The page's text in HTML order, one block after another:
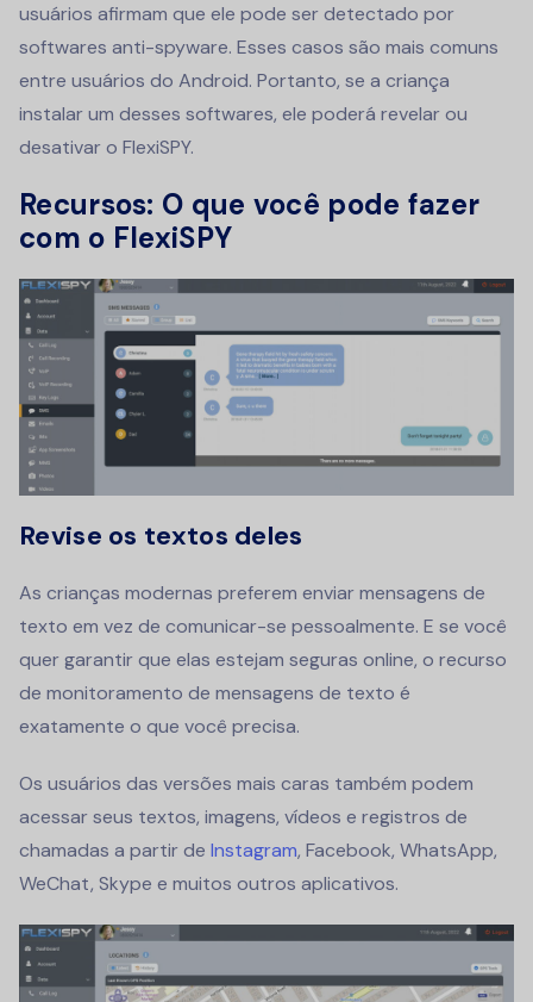
usuários afirmam que ele pode ser detectado por
softwares anti-spyware. Esses casos são mais comuns
entre usuários do Android. Portanto, se a criança
instalar um desses softwares, ele poderá revelar ou
desativar o FlexiSPY.
Recursos: O que você pode fazer
com o FlexiSPY
Revise os textos deles
As crianças modernas preferem enviar mensagens de
texto em vez de comunicar-se pessoalmente. E se você
quer garantir que elas estejam seguras online, o recurso
de monitoramento de mensagens de texto é
exatamente o que você precisa.
Os usuários das versões mais caras também podem
acessar seus textos, imagens, vídeos e registros de
chamadas a partir de Instagram, Facebook, WhatsApp,
WeChat, Skype e muitos outros aplicativos.